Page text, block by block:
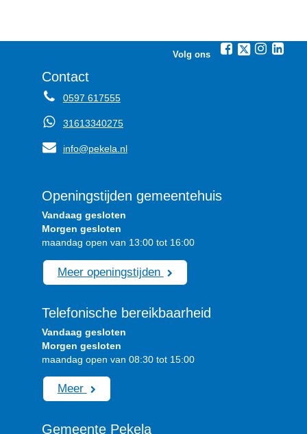
Volg ons
Contact
0597 617555
31613340275
info@pekela.nl
Openingstijden gemeentehuis
Vandaag gesloten
Morgen gesloten
maandag open van 13:00 tot 16:00
Meer openingstijden
Telefonische bereikbaarheid
Vandaag gesloten
Morgen gesloten
maandag open van 08:30 tot 15:00
Meer
Gemeente Pekela